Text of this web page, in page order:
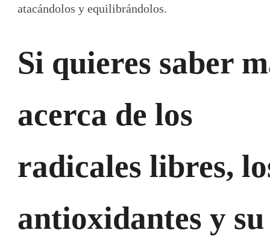
atacándolos y equilibrándolos.
Si quieres saber
acerca de los
radicales libres,
antioxidantes y su